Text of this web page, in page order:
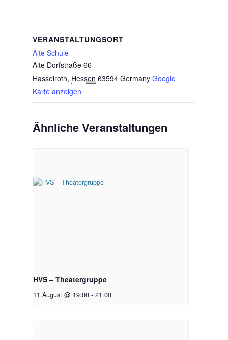
VERANSTALTUNGSORT
Alte Schule
Alte Dorfstraße 66
Hasselroth, Hessen 63594 Germany Google
Karte anzeigen
Ähnliche Veranstaltungen
HVS – Theatergruppe
11.August @ 19:00 - 21:00